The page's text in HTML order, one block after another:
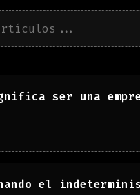
ser una
el